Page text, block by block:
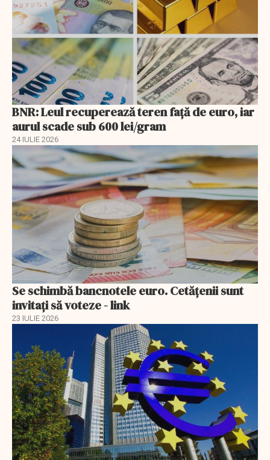
BNR: Leul recuperează teren faţă de euro, iar
aurul scade sub 600 lei/gram
24 IULIE 2026
Se schimbă bancnotele euro. Cetățenii sunt
invitați să voteze - link
23 IULIE 2026